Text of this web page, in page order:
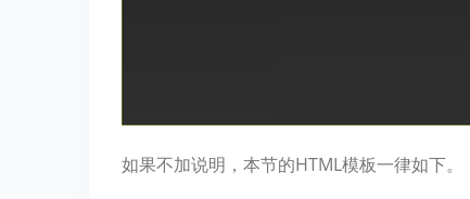
如果不加说明，本节的HTML模板一律如下。